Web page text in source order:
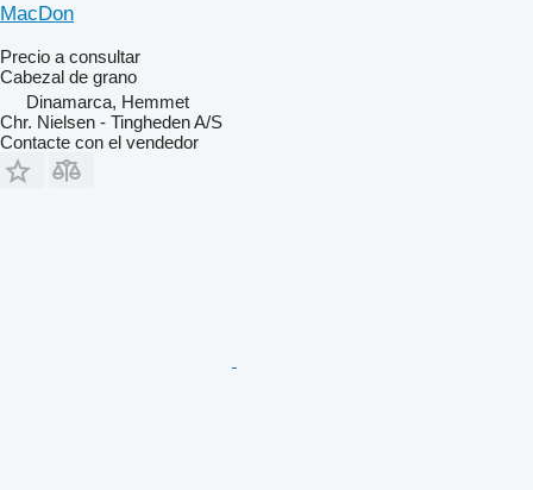
MacDon
Precio a consultar
Cabezal de grano
Dinamarca, Hemmet
Chr. Nielsen - Tingheden A/S
Contacte con el vendedor